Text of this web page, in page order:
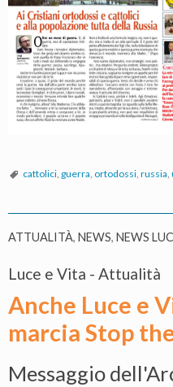
cattolici, guerra, ortodossi, russia,
ATTUALITÀ, NEWS, NEWS
Luce e Vita - Attualità
Anche Luce e
marcia Stop
Messaggio